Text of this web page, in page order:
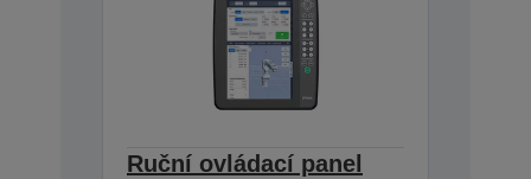
Ruční ovládací panel